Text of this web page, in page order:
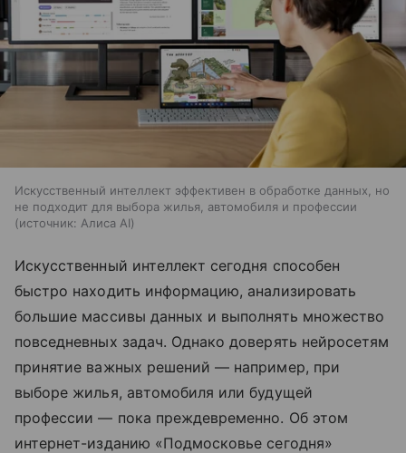
Искусственный интеллект эффективен в обработке данных, но
не подходит для выбора жилья, автомобиля и профессии
источник: Алиса AI
Искусственный интеллект сегодня способен
быстро находить информацию, анализировать
большие массивы данных и выполнять множество
повседневных задач. Однако доверять нейросетям
принятие важных решений — например, при
выборе жилья, автомобиля или будущей
профессии — пока преждевременно. Об этом
интернет-изданию «Подмосковье сегодня»